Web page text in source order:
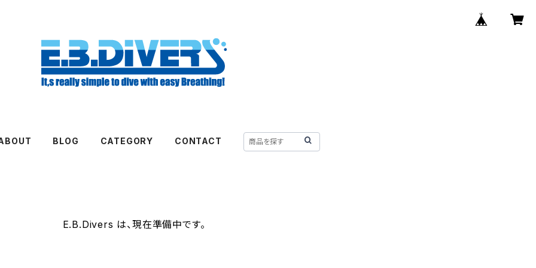
BLOG CATEGORY CONTACT
E.B.Divers は、現在準備中です。